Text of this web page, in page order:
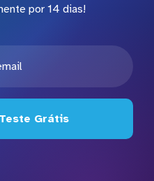
por 14 dias!
Grátis